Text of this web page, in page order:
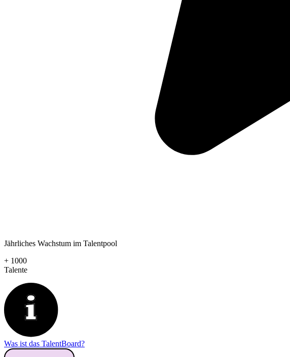
Jährliches Wachstum im Talentpool
+ 1000
Talente
Was ist das TalentBoard?